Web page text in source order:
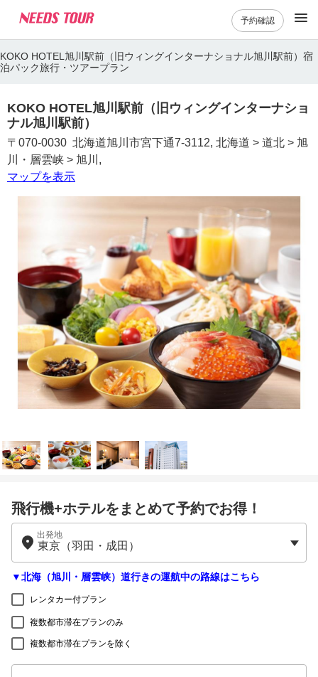
予約確認
KOKO HOTEL旭川駅前（旧ウィングインターナショナル旭川駅前）宿
泊パック旅行・ツアープラン
KOKO HOTEL旭川駅前（旧ウィングインターナショ
ナル旭川駅前）
〒070-0030 北海道旭川市宮下通7-3112, 北海道 > 道北 > 旭
川・層雲峡 > 旭川,
マップを表示
飛行機+ホテルをまとめて予約でお得！
出発地
▼北海（旭川・層雲峡）道行きの運航中の路線はこちら
レンタカー付プラン
複数都市滞在プランのみ
複数都市滞在プランを除く